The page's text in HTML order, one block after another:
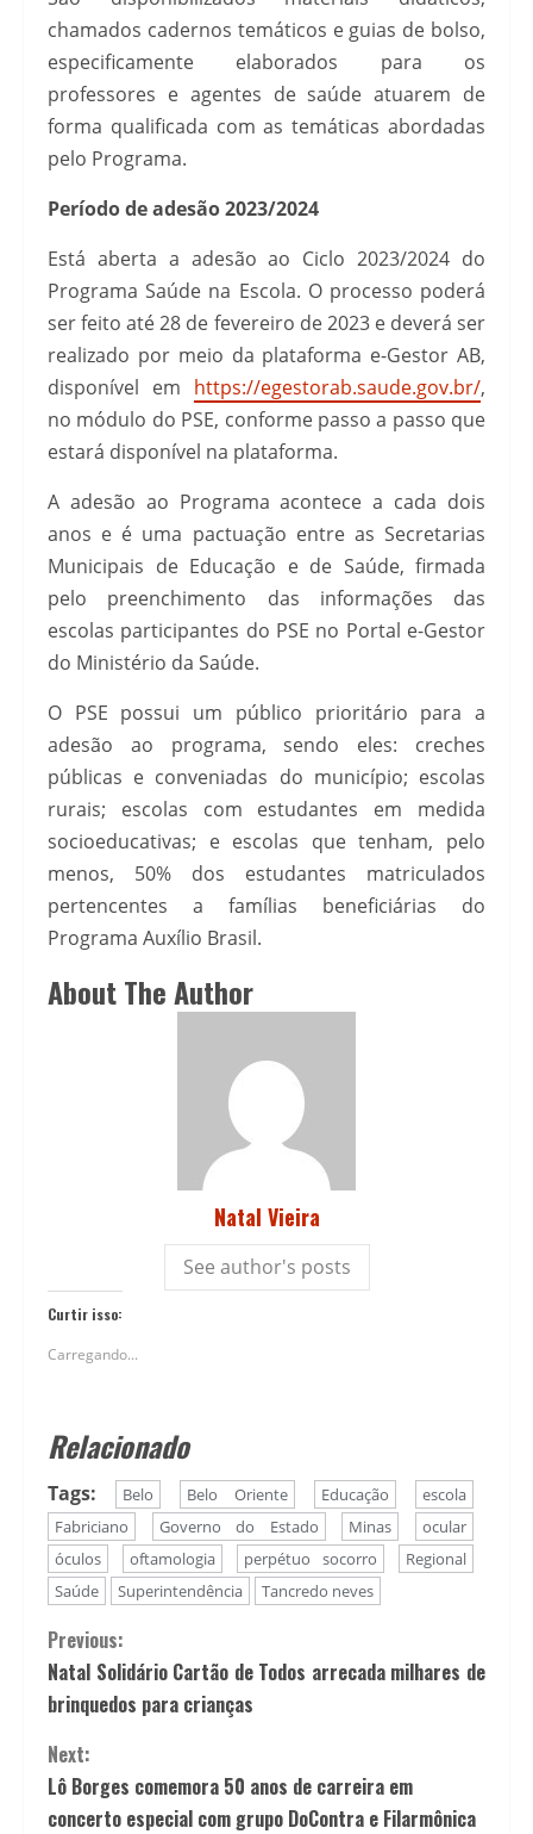
chamados cadernos temáticos e guias de bolso,
especificamente elaborados para os
professores e agentes de saúde atuarem de
forma qualificada com as temáticas abordadas
pelo Programa.
Período de adesão 2023/2024
Está aberta a adesão ao Ciclo 2023/2024 do
Programa Saúde na Escola. O processo poderá
ser feito até 28 de fevereiro de 2023 e deverá ser
realizado por meio da plataforma e-Gestor AB,
disponível em https://egestorab.saude.gov.br/,
no módulo do PSE, conforme passo a passo que
estará disponível na plataforma.
A adesão ao Programa acontece a cada dois
anos e é uma pactuação entre as Secretarias
Municipais de Educação e de Saúde, firmada
pelo preenchimento das informações das
escolas participantes do PSE no Portal e-Gestor
do Ministério da Saúde.
O PSE possui um público prioritário para a
adesão ao programa, sendo eles: creches
públicas e conveniadas do município; escolas
rurais; escolas com estudantes em medida
socioeducativas; e escolas que tenham, pelo
menos, 50% dos estudantes matriculados
pertencentes a famílias beneficiárias do
Programa Auxílio Brasil.
About The Author
Natal Vieira
See author's posts
Curtir isso:
Carregando...
Relacionado
Tags: Belo Belo Oriente Educação
escola
Fabriciano
Governo do Estado Minas
ocular
óculos
oftamologia perpétuo socorro
Regional
Saúde
Superintendência Tancredo neves
Previous:
­­Natal Solidário Cartão de Todos arrecada milhares de
brinquedos para crianças
Next:
Lô Borges comemora 50 anos de carreira em
concerto especial com grupo DoContra e Filarmônica